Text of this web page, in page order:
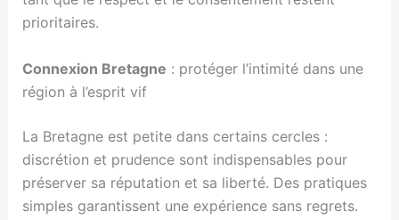
prioritaires.
Connexion Bretagne : protéger l’intimité dans une
région à l’esprit vif
La Bretagne est petite dans certains cercles :
discrétion et prudence sont indispensables pour
préserver sa réputation et sa liberté. Des pratiques
simples garantissent une expérience sans regrets.